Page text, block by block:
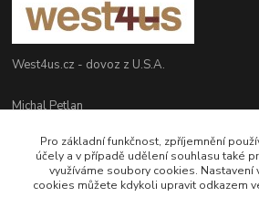
West4us.cz - dovoz z U.S.A.
Michal Petlan
(Po-Pá, 9-16h)
info@west4us.cz
Pro základní funkčnost, zpříjemnění
účely a v případě udělení souhlasu také
využíváme soubory cookies. Nastavení
cookies můžete kdykoli upravit odkazem